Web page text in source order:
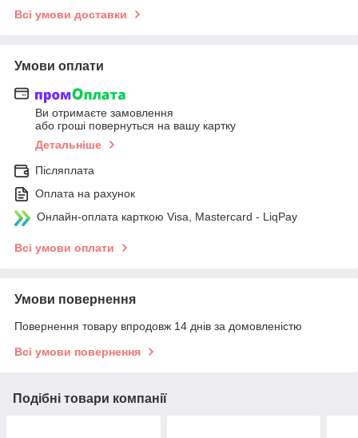
Всі умови доставки
Умови оплати
Ви отримаєте замовлення
або гроші повернуться на вашу картку
Детальніше
Післяплата
Оплата на рахунок
Онлайн-оплата карткою Visa, Mastercard - LiqPay
Всі умови оплати
Умови повернення
Повернення товару впродовж 14 днів за домовленістю
Всі умови повернення
Подібні товари компанії